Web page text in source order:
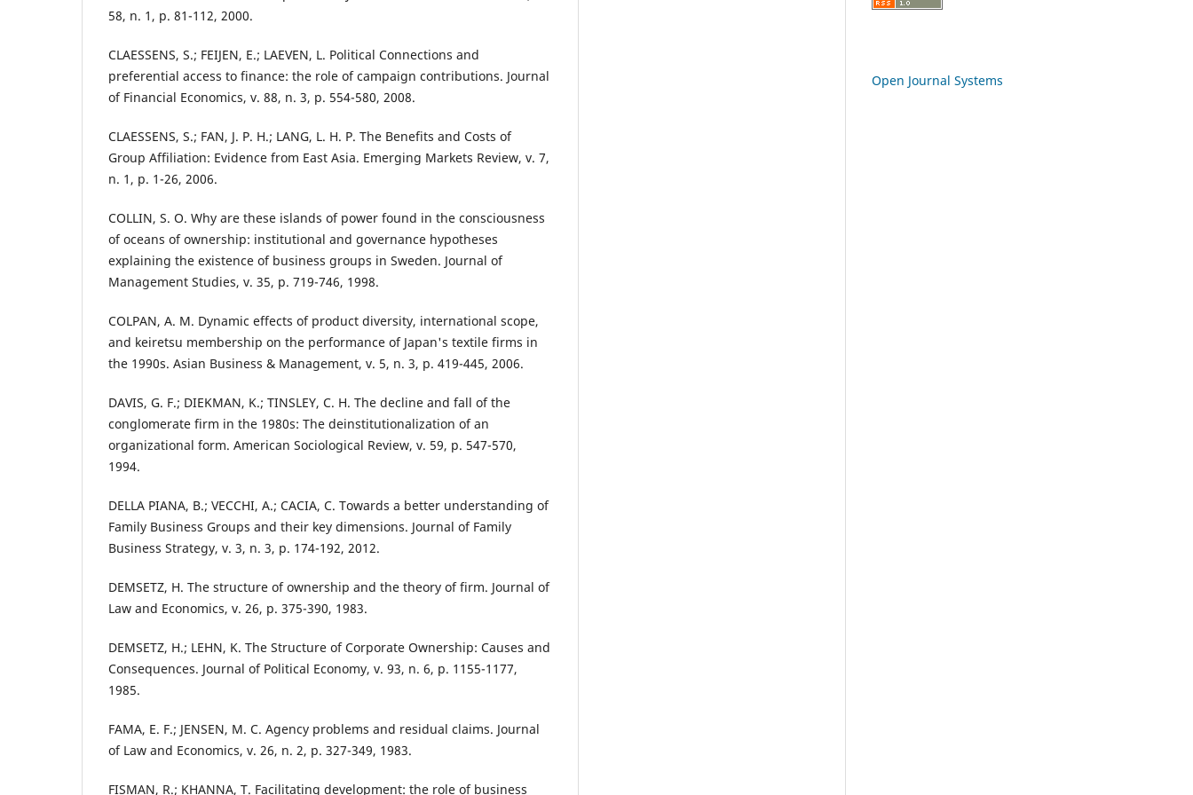
58, n. 1, p. 81-112, 2000.
CLAESSENS, S.; FEIJEN, E.; LAEVEN, L. Political Connections and
preferential access to finance: the role of campaign contributions. Journal
of Financial Economics, v. 88, n. 3, p. 554-580, 2008.
CLAESSENS, S.; FAN, J. P. H.; LANG, L. H. P. The Benefits and Costs of
Group Affiliation: Evidence from East Asia. Emerging Markets Review, v. 7,
n. 1, p. 1-26, 2006.
COLLIN, S. O. Why are these islands of power found in the consciousness
of oceans of ownership: institutional and governance hypotheses
explaining the existence of business groups in Sweden. Journal of
Management Studies, v. 35, p. 719-746, 1998.
COLPAN, A. M. Dynamic effects of product diversity, international scope,
and keiretsu membership on the performance of Japan's textile firms in
the 1990s. Asian Business & Management, v. 5, n. 3, p. 419-445, 2006.
DAVIS, G. F.; DIEKMAN, K.; TINSLEY, C. H. The decline and fall of the
conglomerate firm in the 1980s: The deinstitutionalization of an
organizational form. American Sociological Review, v. 59, p. 547-570,
1994.
DELLA PIANA, B.; VECCHI, A.; CACIA, C. Towards a better understanding of
Family Business Groups and their key dimensions. Journal of Family
Business Strategy, v. 3, n. 3, p. 174-192, 2012.
DEMSETZ, H. The structure of ownership and the theory of firm. Journal of
Law and Economics, v. 26, p. 375-390, 1983.
DEMSETZ, H.; LEHN, K. The Structure of Corporate Ownership: Causes and
Consequences. Journal of Political Economy, v. 93, n. 6, p. 1155-1177,
1985.
FAMA, E. F.; JENSEN, M. C. Agency problems and residual claims. Journal
of Law and Economics, v. 26, n. 2, p. 327-349, 1983.
FISMAN, R.; KHANNA, T. Facilitating development: the role of business
Open Journal Systems